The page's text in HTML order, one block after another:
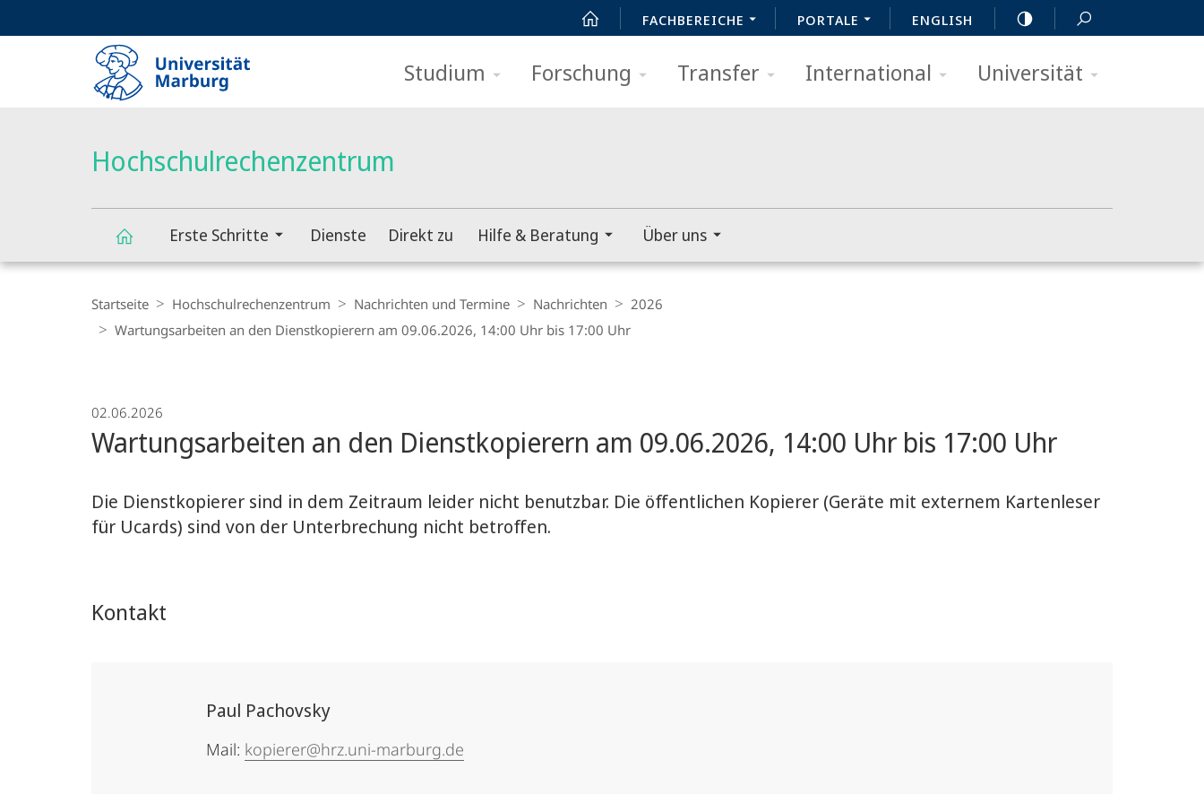
FACHBEREICHE PORTALE ENGLISH
Studium Forschung Transfer International Universität
Hochschulrechenzentrum
Erste Schritte Dienste Direkt zu Hilfe & Beratung Über uns
Navigation
Startseite Hochschulrechenzentrum Nachrichten und Termine Nachrichten
2026
Wartungsarbeiten an den Dienstkopierern am 09.06.2026, 14:00 Uhr bis 17:00 Uhr
02.06.2026
Wartungsarbeiten an den Dienstkopierern am 09.06.2026, 14:00 Uhr bis 17:00 Uhr
Die Dienstkopierer sind in dem Zeitraum leider nicht benutzbar. Die öffentlichen Kopierer (Geräte mit externem Kartenleser
für Ucards) sind von der Unterbrechung nicht betroffen.
Kontakt
Paul Pachovsky
Mail: kopierer@hrz.uni-marburg.de